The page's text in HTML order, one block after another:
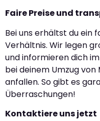
Faire Preise und
Bei uns erhältst du ein
Verhältnis. Wir legen
und informieren dich
bei deinem Umzug
anfallen. So gibt es
Überraschungen!
Kontaktiere uns jetzt